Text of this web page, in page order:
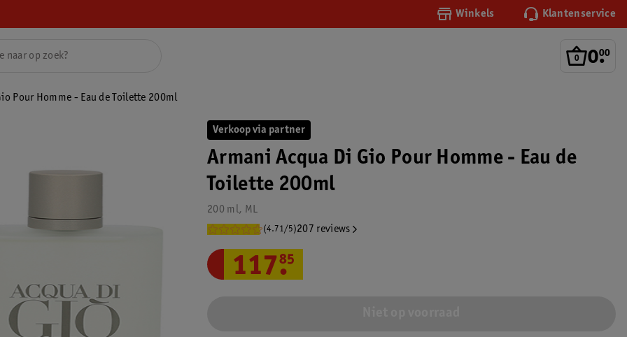
Winkels Klantenservice
0.
00
Pour Homme - Eau de Toilette 200ml
Verkoop via partner
Armani Acqua Di Gio Pour Homme - Eau de
Toilette 200ml
200 ml, ML
(4.71/5)207 reviews
117.
85